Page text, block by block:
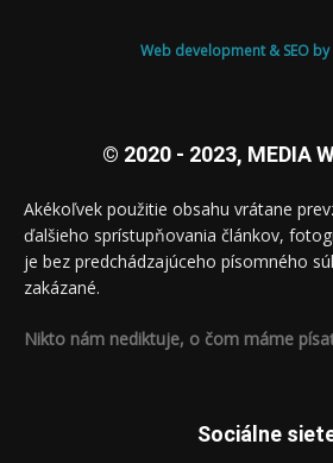
Web development & SEO by
© 2020 - 2023, MEDIA
Akékoľvek použitie obsahu vrátane
ďalšieho sprístupňovania článkov,
je bez predchádzajúceho písomného
zakázané.
Nikto nám nediktuje, o čom máme
Sociálne